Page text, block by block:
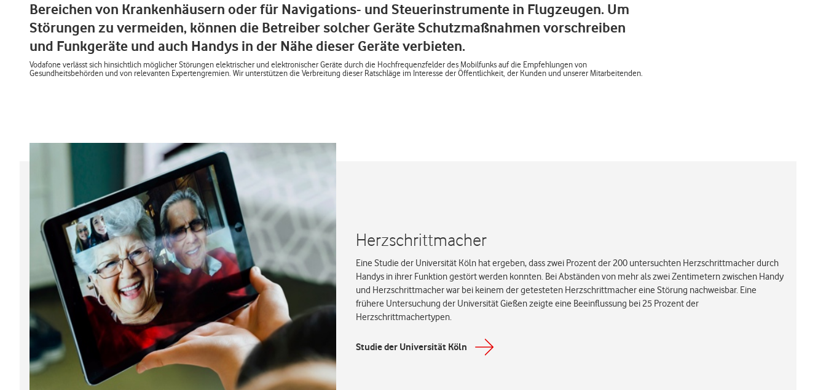
Bereichen von Krankenhäusern oder für Navigations- und Steuerinstrumente in Flugzeugen. Um
Störungen zu vermeiden, können die Betreiber solcher Geräte Schutzmaßnahmen vorschreiben
und Funkgeräte und auch Handys in der Nähe dieser Geräte verbieten.
Vodafone verlässt sich hinsichtlich möglicher Störungen elektrischer und elektronischer Geräte durch die Hochfrequenzfelder des Mobilfunks auf die Empfehlungen von
Gesundheitsbehörden und von relevanten Expertengremien. Wir unterstützen die Verbreitung dieser Ratschläge im Interesse der Öffentlichkeit, der Kunden und unserer Mitarbeitenden.
Herzschrittmacher
Eine Studie der Universität Köln hat ergeben, dass zwei Prozent der 200 untersuchten Herzschrittmacher durch
Handys in ihrer Funktion gestört werden konnten. Bei Abständen von mehr als zwei Zentimetern zwischen Handy
und Herzschrittmacher war bei keinem der getesteten Herzschrittmacher eine Störung nachweisbar. Eine
frühere Untersuchung der Universität Gießen zeigte eine Beeinflussung bei 25 Prozent der
Herzschrittmachertypen.
Studie der Universität Köln